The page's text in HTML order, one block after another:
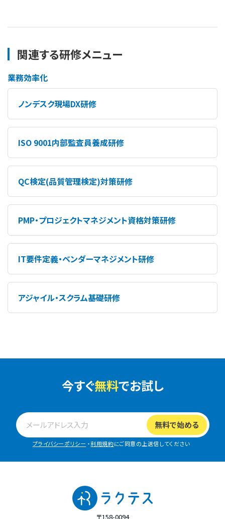
関連する研修メニュー
業務効率化
ノンデスク現場DX研修
ISO 9001内部監査員養成研修
QC検定(品質管理検定)対策研修
PMP・プロジェクトマネジメント資格対策研修
IT要件定義・ベンダーマネジメント研修
アジャイル・スクラム基礎研修
今すぐ無料でお試し
プライバシーポリシー ・利用規約にご同意の上送信してください
〒158-0094